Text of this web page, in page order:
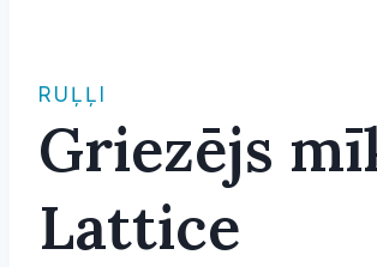
RUĻĻI
Griezējs
Lattice